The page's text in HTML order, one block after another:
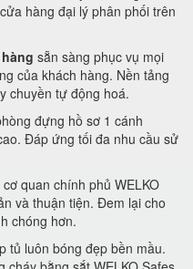
hàng đại lý phân phối trên
sẵn sàng phục vụ mọi
của khách hàng. Nền tảng
chuyền tự động hoá.
đựng hồ sơ 1 cánh
Đáp ứng tối đa nhu cầu sử
cơ quan chính phủ WELKO
và thuận tiện. Đem lại cho
chóng hơn.
tủ luôn bóng đẹp bền mầu.